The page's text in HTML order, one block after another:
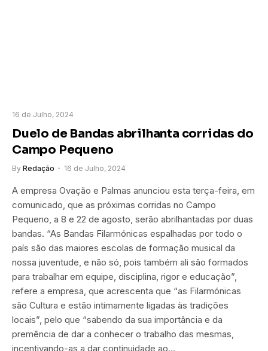
16 de Julho, 2024
Duelo de Bandas abrilhanta corridas do
Campo Pequeno
By Redação 16 de Julho, 2024
A empresa Ovação e Palmas anunciou esta terça-feira, em
comunicado, que as próximas corridas no Campo
Pequeno, a 8 e 22 de agosto, serão abrilhantadas por duas
bandas. “As Bandas Filarmónicas espalhadas por todo o
país são das maiores escolas de formação musical da
nossa juventude, e não só, pois também ali são formados
para trabalhar em equipe, disciplina, rigor e educação”,
refere a empresa, que acrescenta que “as Filarmónicas
são Cultura e estão intimamente ligadas às tradições
locais”, pelo que “sabendo da sua importância e da
premência de dar a conhecer o trabalho das mesmas,
incentivando-as a dar continuidade ao…